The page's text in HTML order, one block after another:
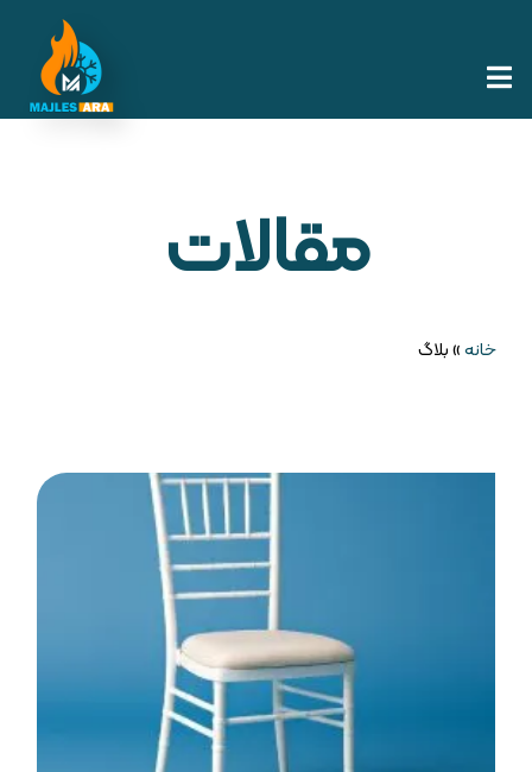
مقالات
خانه»بلاگ